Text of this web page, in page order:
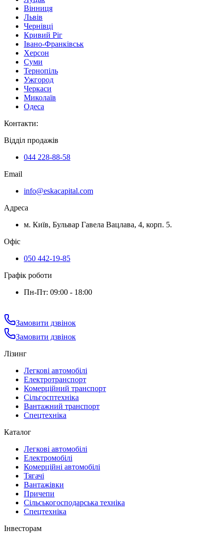
Вінниця
Львів
Чернівці
Кривий Ріг
Івано-Франківськ
Херсон
Суми
Тернопіль
Ужгород
Черкаси
Миколаїв
Одеса
Контакти:
Відділ продажів
044 228-88-58
Email
info@eskacapital.com
Адреса
м. Київ, Бульвар Гавела Вацлава, 4, корп. 5.
Офіс
050 442-19-85
Графік роботи
Пн-Пт: 09:00 - 18:00
Замовити дзвінок
Замовити дзвінок
Лізинг
Легкові автомобілі
Електротранспорт
Комерційний транспорт
Сільгосптехніка
Вантажний транспорт
Спецтехніка
Каталог
Легкові автомобілі
Електромобілі
Комерційні автомобілі
Тягачі
Вантажівки
Причепи
Сільськогосподарська техніка
Спецтехніка
Інвесторам